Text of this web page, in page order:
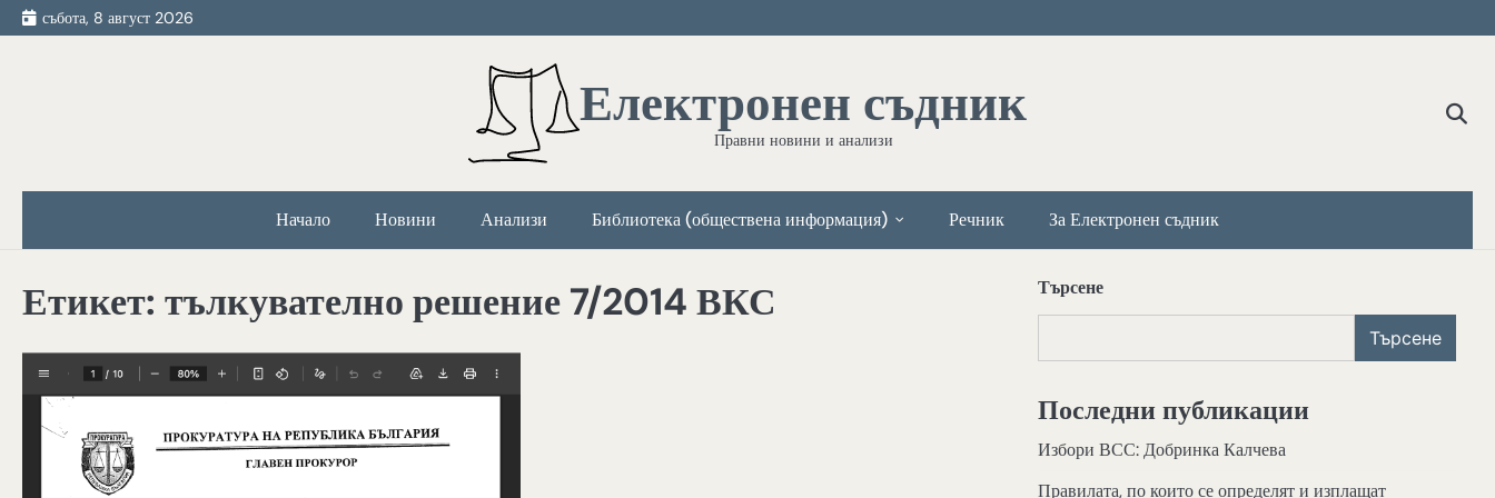
Skip
to
събота, 8 август 2026
Електронен съдник
Правни новини и анализи
Начало Новини Анализи Библиотека (обществена информация) Речник За Електронен съдник
Етикет: тълкувателно решение 7/2014 ВКС Търсене
Търсене
Последни публикации
Избори ВСС: Добринка Калчева
Правилата, по които се определят и изплащат